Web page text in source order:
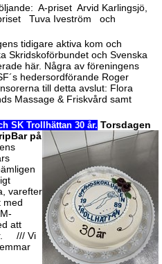
A-priset Arvid Karlingsjö,
Tuva Iveström och
tidigare aktiva kom och
Skridskoförbundet och Svenska
här. Några av föreningens
hedersordförande Roger
till detta avslut: Flora
Massage & Friskvård samt
SK Trollhättan 30 år. Torsdagen
på
varefter
med
att
/// Vi